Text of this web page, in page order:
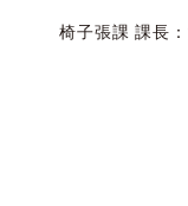
椅子張課 課長